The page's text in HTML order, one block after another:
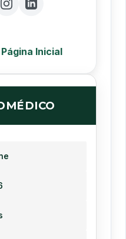
Inicial